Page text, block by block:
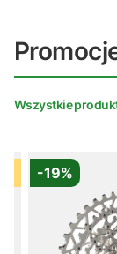
Wszystkie
-19%